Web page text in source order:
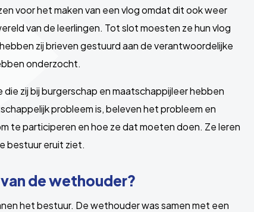
voor het maken van een vlog omdat dit ook weer
van de leerlingen. Tot slot moesten ze hun vlog
zij brieven gestuurd aan de verantwoordelijke
onderzocht.
zij bij burgerschap en maatschappijleer hebben
probleem is, beleven het probleem en
te participeren en hoe ze dat moeten doen. Ze leren
bestuur eruit ziet.
de wethouder?
het bestuur. De wethouder was samen met een